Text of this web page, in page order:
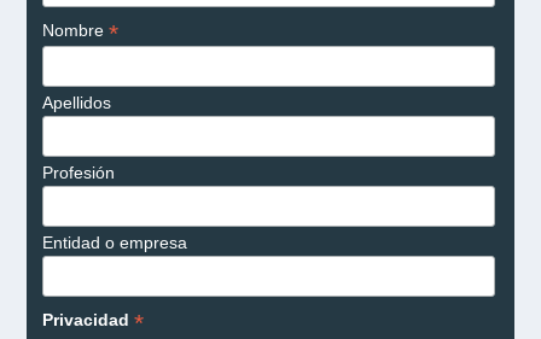
Nombre *
Apellidos
Profesión
Entidad o empresa
Privacidad *